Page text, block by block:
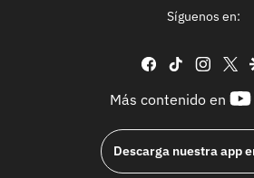
Síguenos en:
facebook
tiktok
Más contenido en
Descarga nuestra app